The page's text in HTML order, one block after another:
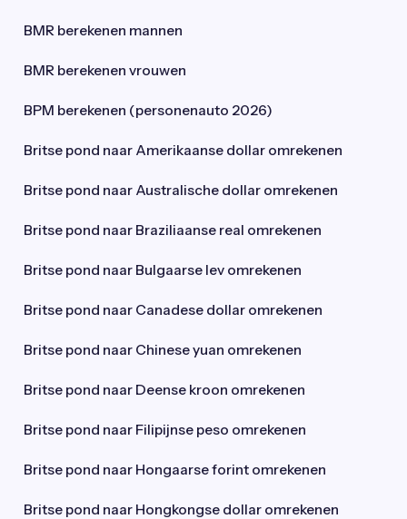
BMR berekenen mannen
BMR berekenen vrouwen
BPM berekenen (personenauto 2026)
Britse pond naar Amerikaanse dollar omrekenen
Britse pond naar Australische dollar omrekenen
Britse pond naar Braziliaanse real omrekenen
Britse pond naar Bulgaarse lev omrekenen
Britse pond naar Canadese dollar omrekenen
Britse pond naar Chinese yuan omrekenen
Britse pond naar Deense kroon omrekenen
Britse pond naar Filipijnse peso omrekenen
Britse pond naar Hongaarse forint omrekenen
Britse pond naar Hongkongse dollar omrekenen